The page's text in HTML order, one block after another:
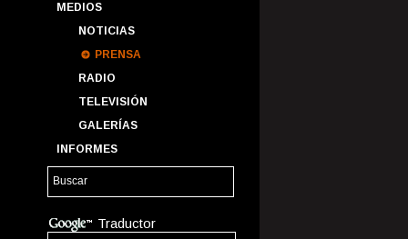
MEDIOS
NOTICIAS
PRENSA
RADIO
TELEVISIÓN
GALERÍAS
INFORMES
Traductor